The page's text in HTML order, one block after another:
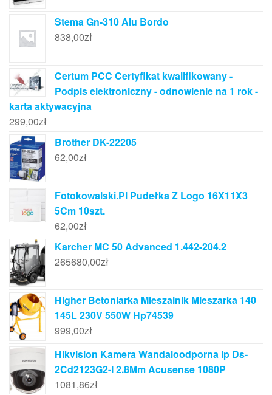
Stema Gn-310 Alu Bordo
838,00zł
Certum PCC Certyfikat kwalifikowany -
Podpis elektroniczny - odnowienie na 1 rok -
karta aktywacyjna
299,00zł
Brother DK-22205
62,00zł
Fotokowalski.Pl Pudełka Z Logo 16X11X3
5Cm 10szt.
62,00zł
Karcher MC 50 Advanced 1.442-204.2
265680,00zł
Higher Betoniarka Mieszalnik Mieszarka 140
145L 230V 550W Hp74539
999,00zł
Hikvision Kamera Wandaloodporna Ip Ds-
2Cd2123G2-I 2.8Mm Acusense 1080P
1081,86zł